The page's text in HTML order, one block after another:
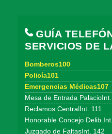
GUÍA
SERVICIOS DE
Bomberos100
Policía101
Emergencias Médicas107
Mesa de Entrada
Reclamos CentralInt. 111
Honorable Concejo
Juzgado de FaltasInt. 142